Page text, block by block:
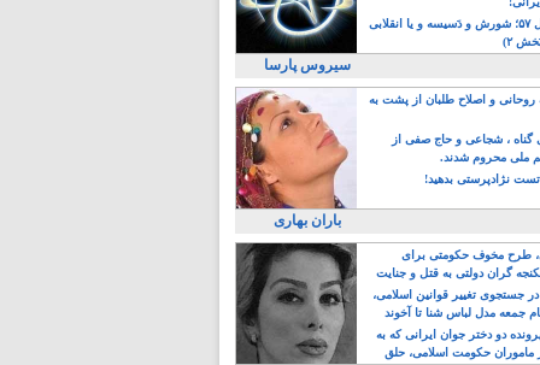
رویداد سال ۵۷؛ شورش و دَسیسه و یا انقلابی
۲)
سیروس پارسا
و اصلاح طلبان از پشت به
گناه ، شجاعی و حاج صفی از
ملی محروم شدند.
نژادپرستی بدهید!
باران بهاری
مخوف حکومتی برای
گران دولتی به قتل و جنایت
جستجوی تغییر قوانین اسلامی،
جمعه مدل لباس شنا تا آخوند
دو دختر جوان ایرانی که به
ماموران حکومت اسلامی، حلق